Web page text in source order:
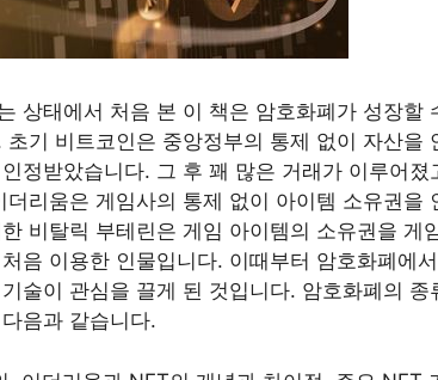
상태에서 처음 본 이 책은 암호화폐가 성장할
초기 비트코인은 중앙정부의 통제 없이 자산을
정받았습니다. 그 후 꽤 많은 거래가 이루어졌
리움은 게임사의 통제 없이 아이템 소유권을
비탈릭 부테린은 게임 아이템의 소유권을 게
음 이용한 인물입니다. 이때부터 암호화폐에
술이 관심을 끌게 된 것입니다. 암호화폐의
음과 같습니다.